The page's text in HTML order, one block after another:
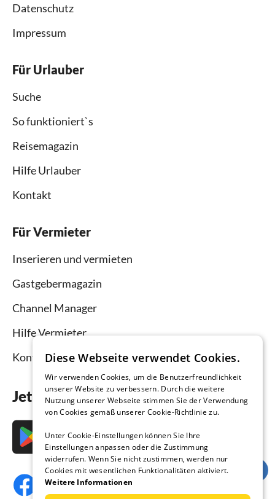
Datenschutz
Impressum
Für Urlauber
Suche
So funktioniert`s
Reisemagazin
Hilfe Urlauber
Kontakt
Für Vermieter
Inserieren und vermieten
Gastgebermagazin
Channel Manager
Hilfe Vermieter
Kontakt
Jetzt die App downloaden
Diese Webseite verwendet Cookies.
Wir verwenden Cookies, um die Benutzerfreundlichkeit
unserer Website zu verbessern. Durch die weitere
Nutzung unserer Webseite stimmen Sie der Verwendung
von Cookies gemäß unserer Cookie-Richtlinie zu.
Unter Cookie-Einstellungen können Sie Ihre
Einstellungen anpassen oder die Zustimmung
widerrufen. Wenn Sie nicht zustimmen, werden nur
Cookies mit wesentlichen Funktionalitäten aktiviert.
Weitere Informationen